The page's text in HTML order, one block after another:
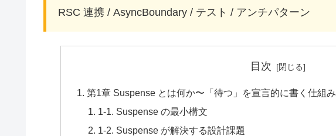
RSC 連携 / AsyncBoundary / テスト / アンチパターン
目次
第1章 Suspense とは何か〜「待つ」を宣言的に書く仕組み
1-1. Suspense の最小構文
1-2. Suspense が解決する設計課題